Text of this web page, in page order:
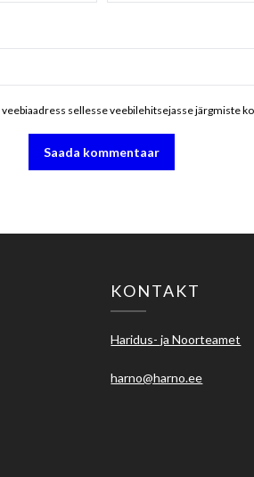
sellesse veebilehitsejasse järgmiste
KONTAKT
Haridus- ja Noorteamet
harno@harno.ee